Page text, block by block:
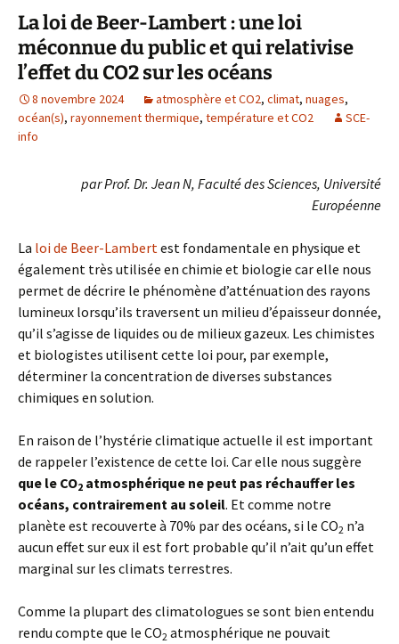
La loi de Beer-Lambert : une loi
méconnue du public et qui relativise
l’effet du CO2 sur les océans
8 novembre 2024 atmosphère et CO2, climat, nuages,
océan(s), rayonnement thermique, température et CO2
SCE-
info
par Prof. Dr. Jean N, Faculté des Sciences, Université
Européenne
La loi de Beer-Lambertest fondamentale en physique et
également très utilisée en chimie et biologie car elle nous
permet de décrire le phénomène d’atténuation des rayons
lumineux lorsqu’ils traversent un milieu d’épaisseur donnée,
qu’il s’agisse de liquides ou de milieux gazeux. Les chimistes
et biologistes utilisent cette loi pour, par exemple,
déterminer la concentration de diverses substances
chimiques en solution.
En raison de l’hystérie climatique actuelle il est important
de rappeler l’existence de cette loi. Car elle nous suggère
que le CO2 atmosphérique ne peut pas réchauffer les
océans, contrairement au soleil. Et comme notre
planète est recouverte à 70% par des océans, si le CO2 n’a
aucun effet sur eux il est fort probable qu’il n’ait qu’un effet
marginal sur les climats terrestres.
Comme la plupart des climatologues se sont bien entendu
rendu compte que le CO2 atmosphérique ne pouvait